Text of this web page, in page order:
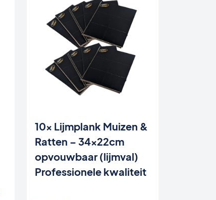
10x Lijmplank Muizen &
Ratten – 34x22cm
opvouwbaar (lijmval)
Professionele kwaliteit